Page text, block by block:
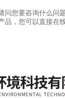
问您要咨询什么问
，您可以直接在